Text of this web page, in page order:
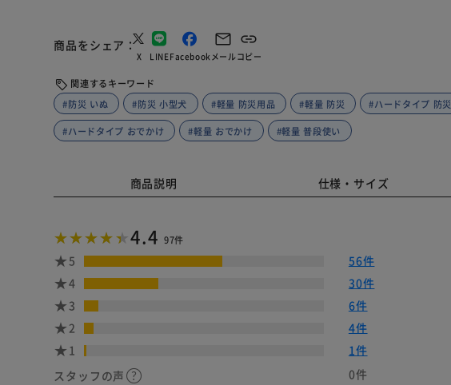
商品をシェア
X LINEFacebookメールコピー
関連するキーワード
#防災 いぬ
#防災 小型犬 #軽量 防災用品 #軽量 防災 #ハードタイプ 防災
#ハードタイプ おでかけ #軽量 おでかけ #軽量 普段使い
商品説明 仕様・サイズ
4.4 97件
5
56件
4
30件
3
6件
2
4件
1
1件
スタッフの声
0件